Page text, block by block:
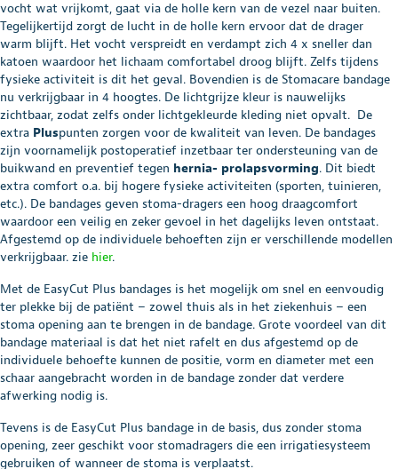
vocht wat vrijkomt, gaat via de holle kern van de vezel naar buiten.
Tegelijkertijd zorgt de lucht in de holle kern ervoor dat de drager
warm blijft. Het vocht verspreidt en verdampt zich 4 x sneller dan
katoen waardoor het lichaam comfortabel droog blijft. Zelfs tijdens
fysieke activiteit is dit het geval. Bovendien is de Stomacare bandage
nu verkrijgbaar in 4 hoogtes. De lichtgrijze kleur is nauwelijks
zichtbaar, zodat zelfs onder lichtgekleurde kleding niet opvalt. De
extra Pluspunten zorgen voor de kwaliteit van leven. De bandages
zijn voornamelijk postoperatief inzetbaar ter ondersteuning van de
buikwand en preventief tegen hernia- prolapsvorming. Dit biedt
extra comfort o.a. bij hogere fysieke activiteiten (sporten, tuinieren,
etc.). De bandages geven stoma-dragers een hoog draagcomfort
waardoor een veilig en zeker gevoel in het dagelijks leven ontstaat.
Afgestemd op de individuele behoeften zijn er verschillende modellen
verkrijgbaar. zie hier.
Met de EasyCut Plus bandages is het mogelijk om snel en eenvoudig
ter plekke bij de patiënt – zowel thuis als in het ziekenhuis – een
stoma opening aan te brengen in de bandage. Grote voordeel van dit
bandage materiaal is dat het niet rafelt en dus afgestemd op de
individuele behoefte kunnen de positie, vorm en diameter met een
schaar aangebracht worden in de bandage zonder dat verdere
afwerking nodig is.
Tevens is de EasyCut Plus bandage in de basis, dus zonder stoma
opening, zeer geschikt voor stomadragers die een irrigatiesysteem
gebruiken of wanneer de stoma is verplaatst.